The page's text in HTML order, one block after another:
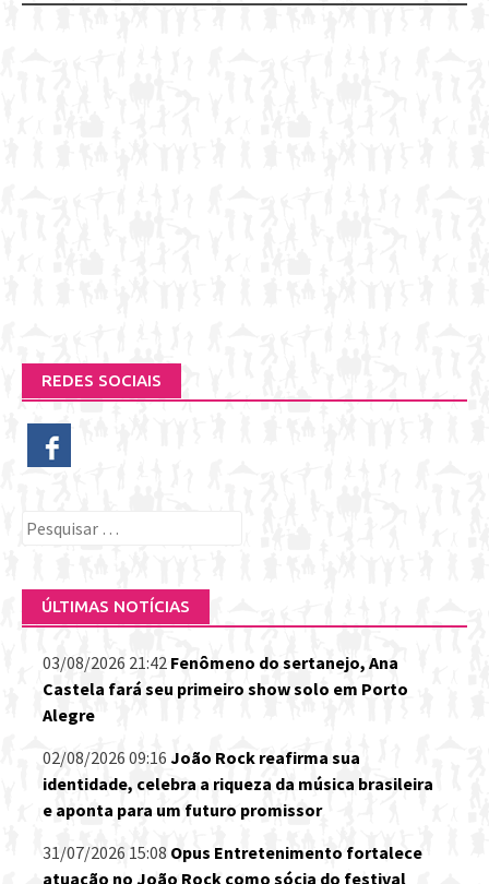
REDES SOCIAIS
Pesquisar
ÚLTIMAS NOTÍCIAS
03/08/2026 21:42 Fenômeno do sertanejo, Ana
Castela fará seu primeiro show solo em Porto
Alegre
02/08/2026 09:16 João Rock reafirma sua
identidade, celebra a riqueza da música brasileira
e aponta para um futuro promissor
31/07/2026 15:08 Opus Entretenimento fortalece
atuação no João Rock como sócia do festival